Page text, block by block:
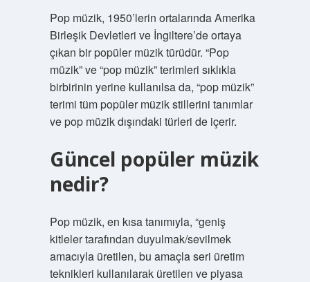
Pop müzik, 1950’lerin ortalarında Amerika
Birleşik Devletleri ve İngiltere’de ortaya
çıkan bir popüler müzik türüdür. “Pop
müzik” ve “pop müzik” terimleri sıklıkla
birbirinin yerine kullanılsa da, “pop müzik”
terimi tüm popüler müzik stillerini tanımlar
ve pop müzik dışındaki türleri de içerir.
Güncel popüler müzik
nedir?
Pop müzik, en kısa tanımıyla, “geniş
kitleler tarafından duyulmak/sevilmek
amacıyla üretilen, bu amaçla seri üretim
teknikleri kullanılarak üretilen ve piyasa